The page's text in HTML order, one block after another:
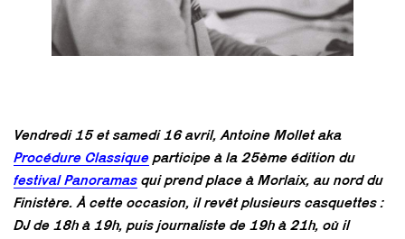
Vendredi 15 et samedi 16 avril, Antoine Mollet aka
Procédure Classique participe à la 25ème édition du
festival Panoramas qui prend place à Morlaix, au nord du
Finistère. À cette occasion, il revêt plusieurs casquettes :
DJ de 18h à 19h, puis journaliste de 19h à 21h, où il